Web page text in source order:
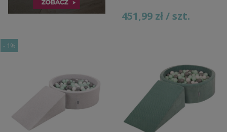
451,99 zł / szt.
- 1%